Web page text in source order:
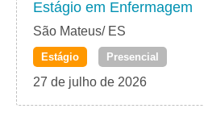
Estágio em Enfermagem
São Mateus/ ES
Estágio Presencial
27 de julho de 2026